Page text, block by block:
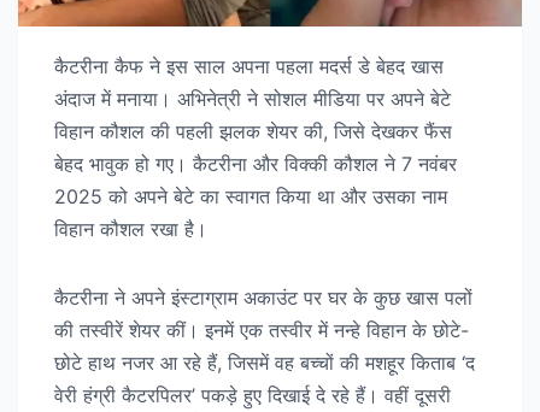
कैटरीना कैफ ने इस साल अपना पहला मदर्स डे बेहद खास
अंदाज में मनाया। अभिनेत्री ने सोशल मीडिया पर अपने बेटे
विहान कौशल की पहली झलक शेयर की, जिसे देखकर फैंस
बेहद भावुक हो गए। कैटरीना और विक्की कौशल ने 7 नवंबर
2025 को अपने बेटे का स्वागत किया था और उसका नाम
विहान कौशल रखा है।
कैटरीना ने अपने इंस्टाग्राम अकाउंट पर घर के कुछ खास पलों
की तस्वीरें शेयर कीं। इनमें एक तस्वीर में नन्हे विहान के छोटे-
छोटे हाथ नजर आ रहे हैं, जिसमें वह बच्चों की मशहूर किताब ‘द
वेरी हंग्री कैटरपिलर’ पकड़े हुए दिखाई दे रहे हैं। वहीं दूसरी